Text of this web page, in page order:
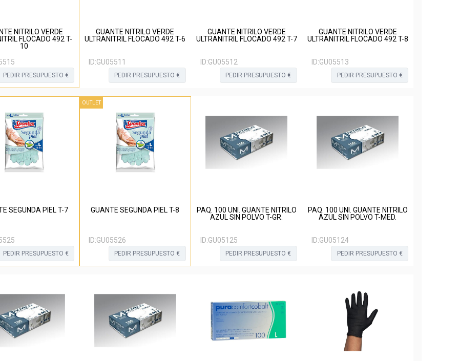
NITRILO VERDE
FLOCADO 492 T-
10
PEDIR PRESUPUESTO €
GUANTE NITRILO VERDE
ULTRANITRIL FLOCADO 492 T-6
ID:GU05511
PEDIR PRESUPUESTO €
GUANTE NITRILO VERDE
ULTRANITRIL FLOCADO 492 T-7
ID:GU05512
PEDIR PRESUPUESTO €
GUANTE NITRILO VERDE
ULTRANITRIL FLOCADO 492 T-8
ID:GU05513
PEDIR PRESUPUESTO €
SEGUNDA PIEL T-7
PEDIR PRESUPUESTO €
OUTLET
GUANTE SEGUNDA PIEL T-8
ID:GU05526
PEDIR PRESUPUESTO €
PAQ. 100 UNI. GUANTE NITRILO
AZUL SIN POLVO T-GR.
ID:GU05125
PEDIR PRESUPUESTO €
PAQ. 100 UNI. GUANTE NITRILO
AZUL SIN POLVO T-MED.
ID:GU05124
PEDIR PRESUPUESTO €